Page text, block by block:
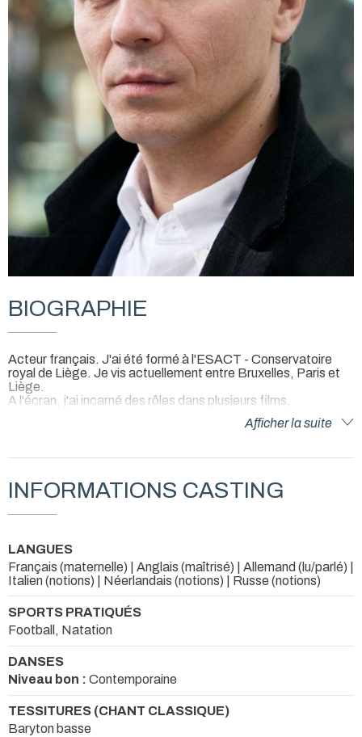
BIOGRAPHIE
Acteur français. J'ai été formé à l'ESACT - Conservatoire
royal de Liège. Je vis actuellement entre Bruxelles, Paris et
Liège.
A l'écran, j'ai incarné des rôles dans plusieurs films,
Meilleur acteur dans un Long
Future (2025).
Afficher la suite
INFORMATIONS CASTING
LANGUES
Français (maternelle) | Anglais (maîtrisé) | Allemand (lu/parlé) |
Italien (notions) | Néerlandais (notions) | Russe (notions)
SPORTS PRATIQUÉS
Football, Natation
DANSES
Niveau bon : Contemporaine
TESSITURES (CHANT CLASSIQUE)
Baryton basse